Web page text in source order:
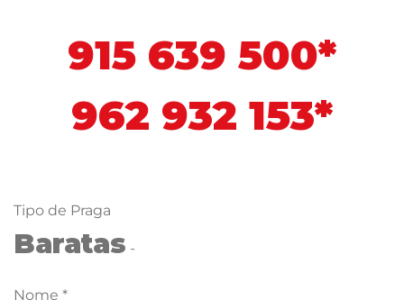
915 639 500*
962 932 153*
Tipo de Praga
Baratas -
Nome *